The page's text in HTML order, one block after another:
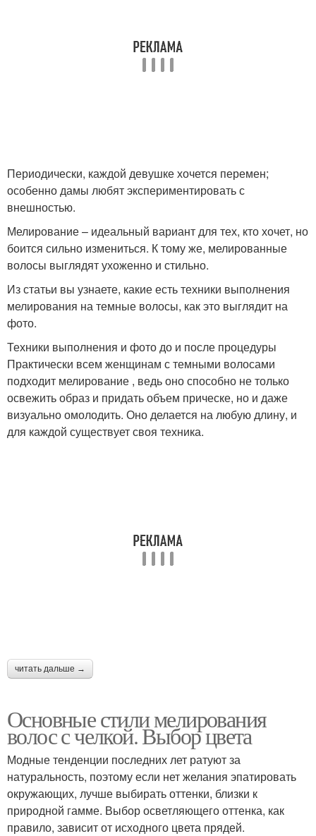
волосы
темных волос
Волосы с челкой
Волосы в домашних
условиях
Частичное
Пепельное
Мелирование на
каштановые волосы
Холодное мелирование
Мелирование на седые
Мелирования на
короткие волосы
Русые волосы
Периодически, каждой девушке хочется перемен;
особенно дамы любят экспериментировать с
внешностью.
Мелирование – идеальный вариант для тех, кто хочет, но
боится сильно измениться. К тому же, мелированные
волосы выглядят ухоженно и стильно.
Из статьи вы узнаете, какие есть техники выполнения
мелирования на темные волосы, как это выглядит на
фото.
Техники выполнения и фото до и после процедуры
Практически всем женщинам с темными волосами
подходит мелирование , ведь оно способно не только
освежить образ и придать объем прическе, но и даже
визуально омолодить. Оно делается на любую длину, и
для каждой существует своя техника.
читать дальше →
Основные стили мелирования
волос с челкой. Выбор цвета
Модные тенденции последних лет ратуют за
натуральность, поэтому если нет желания эпатировать
окружающих, лучше выбирать оттенки, близки к
природной гамме. Выбор осветляющего оттенка, как
правило, зависит от исходного цвета прядей.